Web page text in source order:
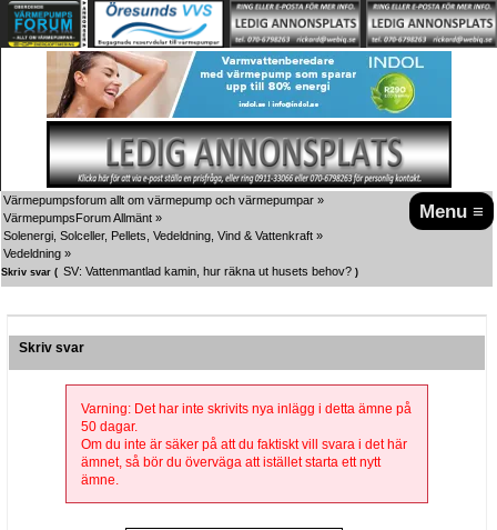
Menu ≡
Värmepumpsforum allt om värmepump och värmepumpar »
VärmepumpsForum Allmänt »
Solenergi, Solceller, Pellets, Vedeldning, Vind & Vattenkraft »
Vedeldning »
Skriv svar ( SV: Vattenmantlad kamin, hur räkna ut husets behov? )
Skriv svar
Varning: Det har inte skrivits nya inlägg i detta ämne på
50 dagar.
Om du inte är säker på att du faktiskt vill svara i det här
ämnet, så bör du överväga att istället starta ett nytt
ämne.